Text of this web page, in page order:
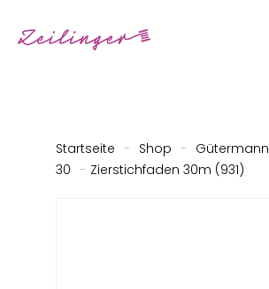
Startseite - Shop - Gütermann
30 - Zierstichfaden 30m (931)